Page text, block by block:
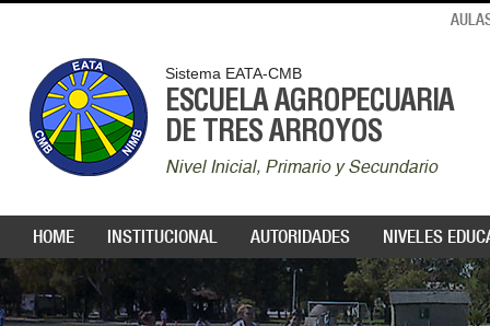
Sistema EATA-CMB
ESCUELA AGROPECUARIA
DE TRES ARROYOS
Nivel Inicial, Primario y Secundario
HOME INSTITUCIONAL AUTORIDADES NIVELES